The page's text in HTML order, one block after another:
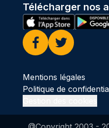
Télécharger nos
Facebook
Twitter
Mentions légales
Politique de